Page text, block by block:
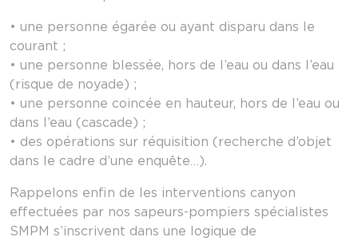
• une personne égarée ou ayant disparu dans le
courant ;
• une personne blessée, hors de l’eau ou dans l’eau
(risque de noyade) ;
• une personne coincée en hauteur, hors de l’eau ou
dans l’eau (cascade) ;
• des opérations sur réquisition (recherche d’objet
dans le cadre d’une enquête…).
Rappelons enfin de les interventions canyon
effectuées par nos sapeurs-pompiers spécialistes
SMPM s’inscrivent dans une logique de